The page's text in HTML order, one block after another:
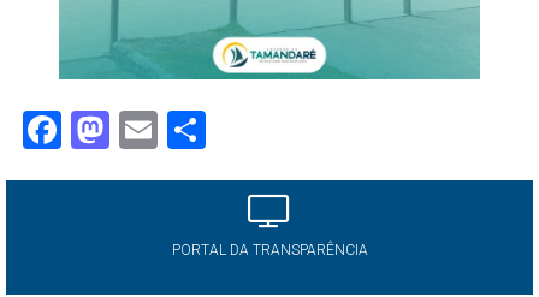
Facebook
Mastodon
Email
PORTAL DA TRANSPARÊNCIA